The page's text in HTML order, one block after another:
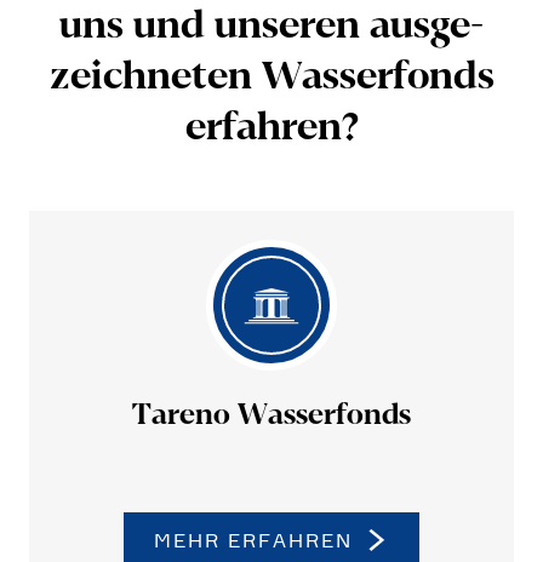
uns und unseren ausge­
zeich­neten Wasser­fonds
erfahren?
Tareno Wasser­fonds
MEHR ERFAHREN